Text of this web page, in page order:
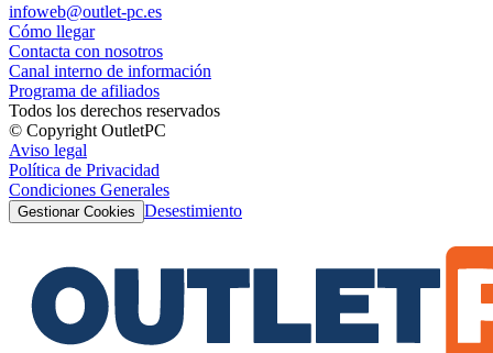
infoweb@outlet-pc.es
Cómo llegar
Contacta con nosotros
Canal interno de información
Programa de afiliados
Todos los derechos reservados
© Copyright OutletPC
Aviso legal
Política de Privacidad
Condiciones Generales
Gestionar Cookies Desestimiento